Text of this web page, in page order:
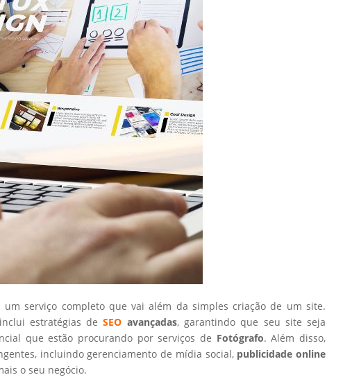
serviço completo que vai além da simples criação de um site.
estratégias deSEO avançadas, garantindo que seu site seja
que estão procurando por serviços de Fotógrafo. Além disso,
incluindo gerenciamento de mídia social, publicidade online
o seu negócio.